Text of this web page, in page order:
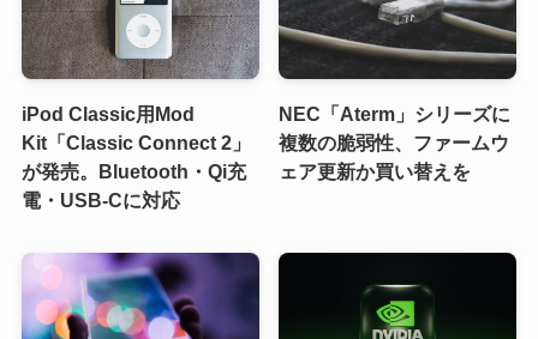
iPod Classic用Mod
Kit「Classic Connect 2」
が発売。Bluetooth・Qi充
電・USB-Cに対応
NEC「Aterm」シリーズに
複数の脆弱性、ファームウ
ェア更新か買い替えを